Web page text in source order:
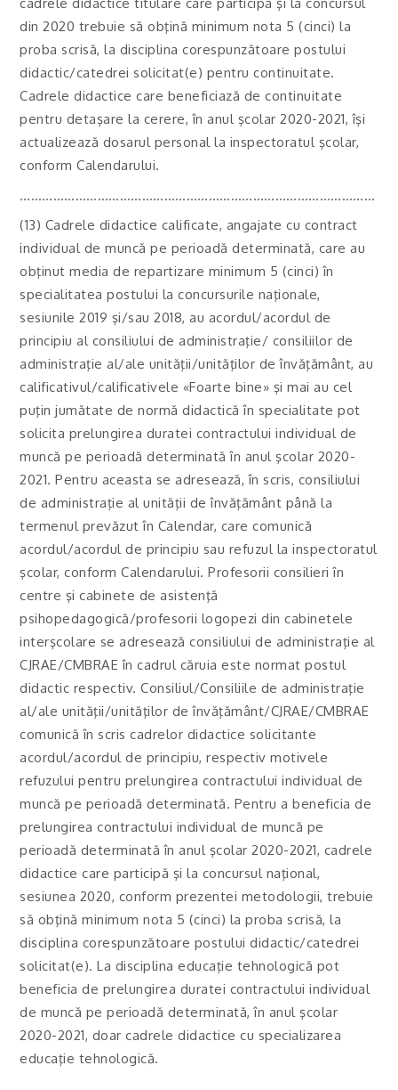
din 2020 trebuie să obţină minimum nota 5 (cinci) la
proba scrisă, la disciplina corespunzătoare postului
didactic/catedrei solicitat(e) pentru continuitate.
Cadrele didactice care beneficiază de continuitate
pentru detaşare la cerere, în anul şcolar 2020-2021, îşi
actualizează dosarul personal la inspectoratul şcolar,
conform Calendarului.
……………………………………………………………………………………
(13) Cadrele didactice calificate, angajate cu contract
individual de muncă pe perioadă determinată, care au
obţinut media de repartizare minimum 5 (cinci) în
specialitatea postului la concursurile naţionale,
sesiunile 2019 şi/sau 2018, au acordul/acordul de
principiu al consiliului de administraţie/ consiliilor de
administraţie al/ale unităţii/unităţilor de învăţământ, au
calificativul/calificativele «Foarte bine» şi mai au cel
puţin jumătate de normă didactică în specialitate pot
solicita prelungirea duratei contractului individual de
muncă pe perioadă determinată în anul şcolar 2020-
2021. Pentru aceasta se adresează, în scris, consiliului
de administraţie al unităţii de învăţământ până la
termenul prevăzut în Calendar, care comunică
acordul/acordul de principiu sau refuzul la inspectoratul
şcolar, conform Calendarului. Profesorii consilieri în
centre şi cabinete de asistenţă
psihopedagogică/profesorii logopezi din cabinetele
interşcolare se adresează consiliului de administraţie al
CJRAE/CMBRAE în cadrul căruia este normat postul
didactic respectiv. Consiliul/Consiliile de administraţie
al/ale unităţii/unităţilor de învăţământ/CJRAE/CMBRAE
comunică în scris cadrelor didactice solicitante
acordul/acordul de principiu, respectiv motivele
refuzului pentru prelungirea contractului individual de
muncă pe perioadă determinată. Pentru a beneficia de
prelungirea contractului individual de muncă pe
perioadă determinată în anul şcolar 2020-2021, cadrele
didactice care participă şi la concursul naţional,
sesiunea 2020, conform prezentei metodologii, trebuie
să obţină minimum nota 5 (cinci) la proba scrisă, la
disciplina corespunzătoare postului didactic/catedrei
solicitat(e). La disciplina educaţie tehnologică pot
beneficia de prelungirea duratei contractului individual
de muncă pe perioadă determinată, în anul şcolar
2020-2021, doar cadrele didactice cu specializarea
educaţie tehnologică.